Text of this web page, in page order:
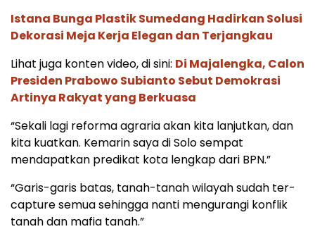
Istana Bunga Plastik Sumedang Hadirkan Solusi
Dekorasi Meja Kerja Elegan dan Terjangkau
Lihat juga konten video, di sini: Di Majalengka, Calon
Presiden Prabowo Subianto Sebut Demokrasi
Artinya Rakyat yang Berkuasa
“Sekali lagi reforma agraria akan kita lanjutkan, dan
kita kuatkan. Kemarin saya di Solo sempat
mendapatkan predikat kota lengkap dari BPN.”
“Garis-garis batas, tanah-tanah wilayah sudah ter-
capture semua sehingga nanti mengurangi konflik
tanah dan mafia tanah.”